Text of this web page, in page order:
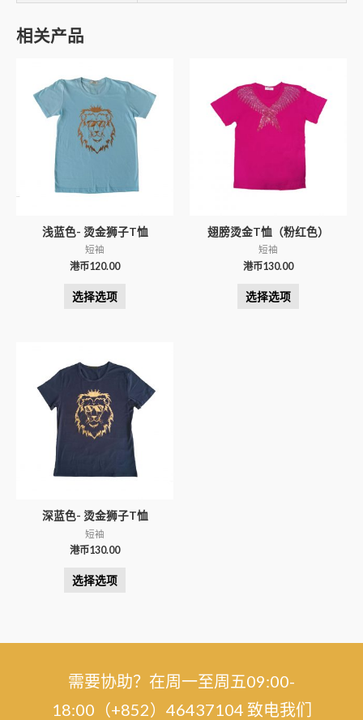
相关产品
浅蓝色- 烫金狮子T恤
短袖
港币120.00
选择选项
翅膀烫金T恤（粉红色）
短袖
港币130.00
选择选项
深蓝色- 烫金狮子T恤
短袖
港币130.00
选择选项
需要协助？在周一至周五09:00-
18:00（+852）46437104 致电我们